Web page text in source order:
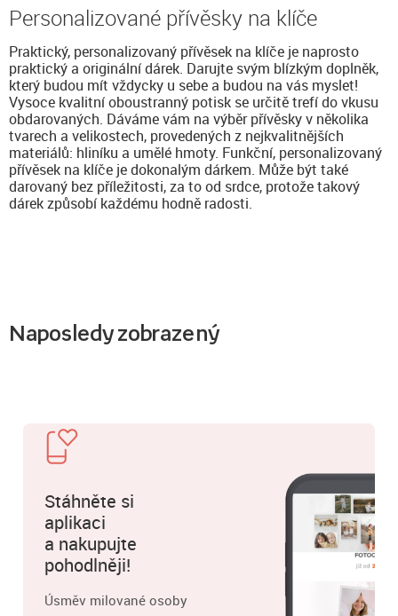
Personalizované přívěsky na klíče
Praktický, personalizovaný přívěsek na klíče je naprosto
praktický a originální dárek. Darujte svým blízkým doplněk,
který budou mít vždycky u sebe a budou na vás myslet!
Vysoce kvalitní oboustranný potisk se určitě trefí do vkusu
obdarovaných. Dáváme vám na výběr přívěsky v několika
tvarech a velikostech, provedených z nejkvalitnějších
materiálů: hliníku a umělé hmoty. Funkční, personalizovaný
přívěsek na klíče je dokonalým dárkem. Může být také
darovaný bez příležitosti, za to od srdce, protože takový
dárek způsobí každému hodně radosti.
Naposledy zobrazený
Stáhněte si
aplikaci
a nakupujte
pohodlněji!
Úsměv milované osoby